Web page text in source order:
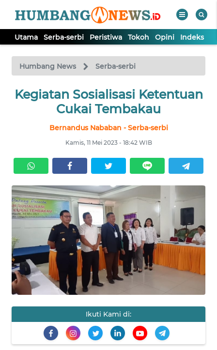
Utama Serba-serbi Peristiwa Tokoh Opini Indeks
Humbang News Serba-serbi
Kegiatan Sosialisasi Ketentuan
Cukai Tembakau
Bernandus Nababan - Serba-serbi
Kamis, 11 Mei 2023 - 18:42 WIB
Ikuti Kami di:
TV
Tutup
UTAMA
PERISTIWA
TOKOH
OPINI
Informasi
INDEKS
BERITA
KONTAK
KAMI